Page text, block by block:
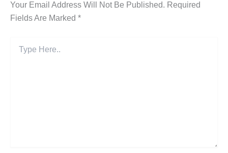
Your Email Address Will Not Be Published. Required
Fields Are Marked *
Here..